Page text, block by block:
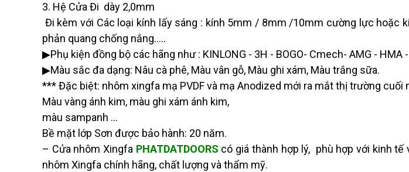
3. Hệ Cửa Đi dày 2,0mm
Đi kèm với Các loại kính lấy sáng : kính 5mm / 8mm /10mm cường lực hoặc
phản quang chống nắng…..
▶Phụ kiện đồng bộ các hãng như : KINLONG - 3H - BOGO- Cmech- AMG - HMA
▶Màu sắc đa dạng: Nâu cà phê, Màu vân gỗ, Màu ghi xám, Màu trắng sữa.
*** Đặc biệt: nhôm xingfa mạ PVDF và mạ Anodized mới ra mắt thị trường cuối
Màu vàng ánh kim, màu ghi xám ánh kim,
màu sampanh …
Bề mặt lớp Sơn được bảo hành: 20 năm.
– Cửa nhôm Xingfa PHATDATDOORS có giá thành hợp lý, phù hợp với kinh
nhôm Xingfa chính hãng, chất lượng và thẩm mỹ.